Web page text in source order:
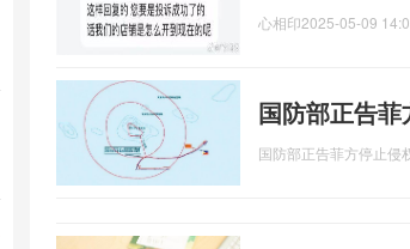
心相印2025-05-09
国防部正告
国防部正告菲方停止侵